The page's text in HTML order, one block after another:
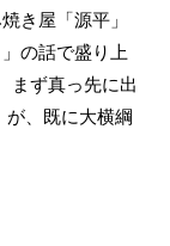
き屋「源平」
の話で盛り上
まず真っ先に出
、既に大横綱